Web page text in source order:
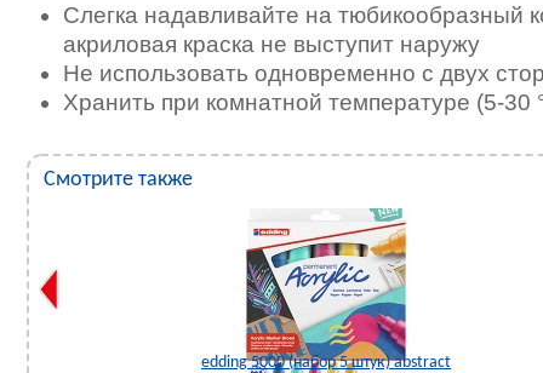
Слегка надавливайте на тюбикообразный
акриловая краска не выступит наружу
Не использовать одновременно с двух
Хранить при комнатной температуре (5-30
Смотрите также
edding 5000 (набор 5 штук) abstract